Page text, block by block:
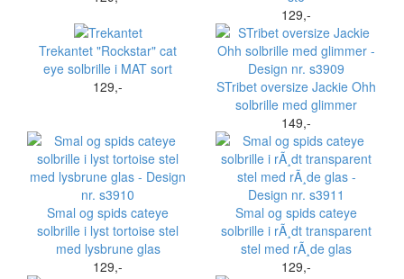
129,-
Trekantet "Rockstar" cat
eye solbrille i MAT sort
129,-
STribet oversize Jackie Ohh
solbrille med glimmer
149,-
Smal og spids cateye
solbrille i lyst tortoise stel
med lysbrune glas
129,-
Smal og spids cateye
solbrille i rÃ¸dt transparent
stel med rÃ¸de glas
129,-